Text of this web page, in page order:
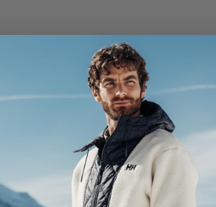
2% elastan
A se spala pe dos. Culorile deschise pot pierde